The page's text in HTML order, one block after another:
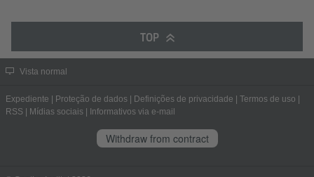
TOP
Vista normal
Expediente Proteção de dados Definições de privacidade Termos de uso
RSS
Mídias sociais Informativos via e-mail
Withdraw from contract